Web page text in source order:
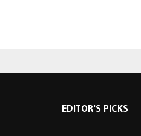
EDITOR'S PICKS